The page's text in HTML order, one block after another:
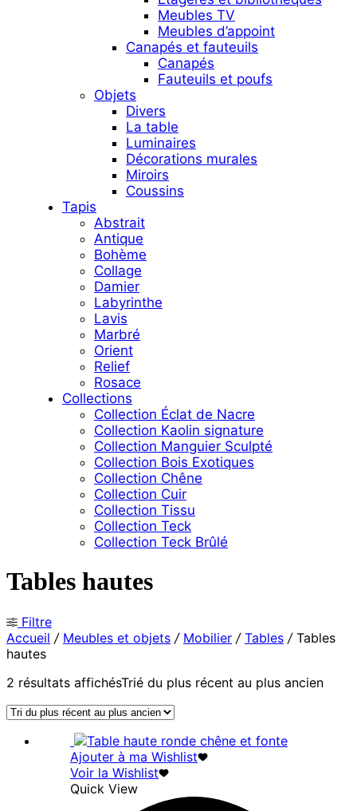
Meubles TV
Meubles d’appoint
Canapés et fauteuils
Canapés
Fauteuils et poufs
Objets
Divers
La table
Luminaires
Décorations murales
Miroirs
Coussins
Tapis
Abstrait
Antique
Bohème
Collage
Damier
Labyrinthe
Lavis
Marbré
Orient
Relief
Rosace
Collections
Collection Éclat de Nacre
Collection Kaolin signature
Collection Manguier Sculpté
Collection Bois Exotiques
Collection Chêne
Collection Cuir
Collection Tissu
Collection Teck
Collection Teck Brûlé
Tables hautes
Filtre
Accueil / Meubles et objets / Mobilier / Tables /Tables
hautes
2 résultats affichésTrié du plus récent au plus ancien
Ajouter à ma Wishlist
Voir la Wishlist
Quick View